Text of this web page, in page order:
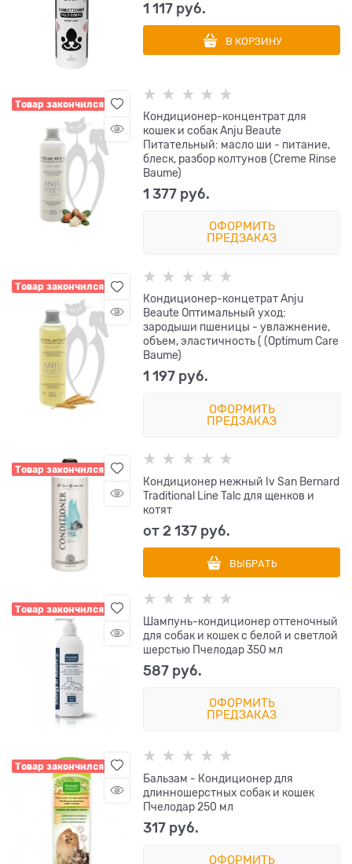
1 117 руб.
В КОРЗИНУ
Товар закончился
Кондиционер-концентрат для
кошек и собак Anju Beaute
Питательный: масло ши - питание,
блеск, разбор колтунов (Creme Rinse
Baume)
1 377 руб.
ОФОРМИТЬ
ПРЕДЗАКАЗ
Товар закончился
Кондиционер-концетрат Anju
Beaute Оптимальный уход:
зародыши пшеницы - увлажнение,
объем, эластичность ( (Optimum Care
Baume)
1 197 руб.
ОФОРМИТЬ
ПРЕДЗАКАЗ
Товар закончился
Кондиционер нежный Iv San Bernard
Traditional Line Talc для щенков и
котят
от2 137 руб.
ВЫБРАТЬ
Товар закончился
Шампунь-кондиционер оттеночный
для собак и кошек с белой и светлой
шерстью Пчелодар 350 мл
587 руб.
ОФОРМИТЬ
ПРЕДЗАКАЗ
Товар закончился
Бальзам - Кондиционер для
длинношерстных собак и кошек
Пчелодар 250 мл
317 руб.
ОФОРМИТЬ